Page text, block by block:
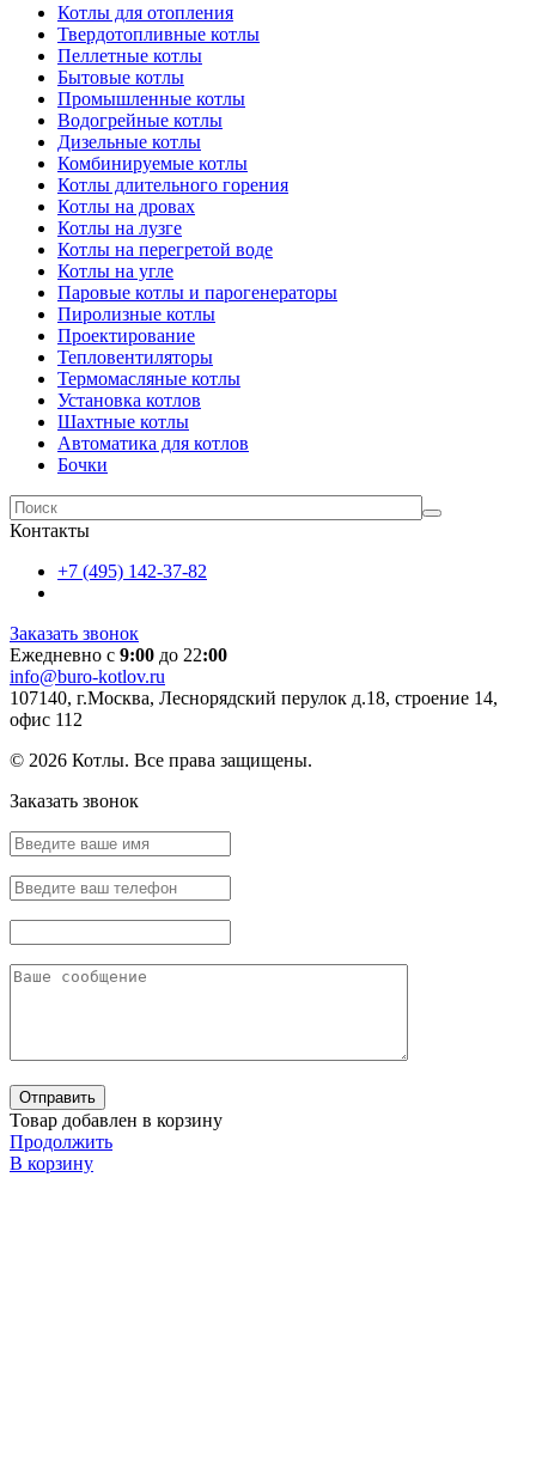
Котлы для отопления
Твердотопливные котлы
Пеллетные котлы
Бытовые котлы
Промышленные котлы
Водогрейные котлы
Дизельные котлы
Комбинируемые котлы
Котлы длительного горения
Котлы на дровах
Котлы на лузге
Котлы на перегретой воде
Котлы на угле
Паровые котлы и парогенераторы
Пиролизные котлы
Проектирование
Тепловентиляторы
Термомасляные котлы
Установка котлов
Шахтные котлы
Автоматика для котлов
Бочки
Контакты
+7 (495) 142-37-82
Заказать звонок
Ежедневно с 9:00 до 22:00
info@buro-kotlov.ru
107140, г.Москва, Леснорядский перулок д.18, строение 14,
офис 112
© 2026 Котлы. Все права защищены.
Заказать звонок
Товар добавлен в корзину
Продолжить
В корзину